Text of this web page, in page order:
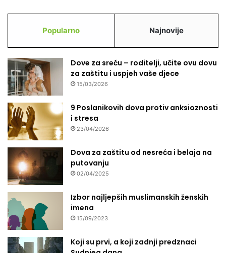
Popularno Najnovije
Dove za sreću – roditelji, učite ovu dovu
za zaštitu i uspjeh vaše djece
15/03/2026
9 Poslanikovih dova protiv anksioznosti
i stresa
23/04/2026
Dova za zaštitu od nesreća i belaja na
putovanju
02/04/2025
Izbor najljepših muslimanskih ženskih
imena
15/09/2023
Koji su prvi, a koji zadnji predznaci